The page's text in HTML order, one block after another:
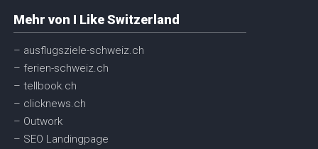
Mehr von I Like Switzerland
– ausflugsziele-schweiz.ch
– ferien-schweiz.ch
– tellbook.ch
– clicknews.ch
– Outwork
– SEO Landingpage